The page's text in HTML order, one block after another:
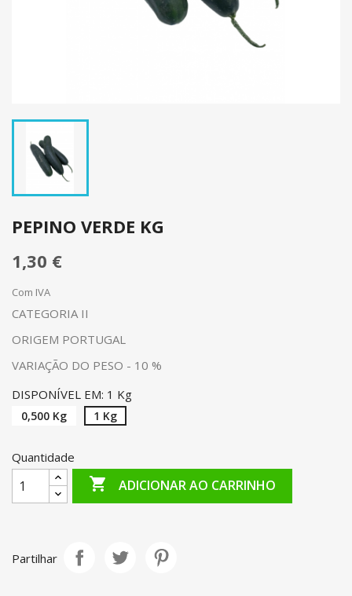
PEPINO VERDE KG
1,30 €
Com IVA
CATEGORIA II
ORIGEM PORTUGAL
VARIAÇÃO DO PESO - 10 %
DISPONÍVEL EM: 1 Kg
0,500 Kg 1 Kg
Quantidade
 ADICIONAR AO CARRINHO
Partilhar